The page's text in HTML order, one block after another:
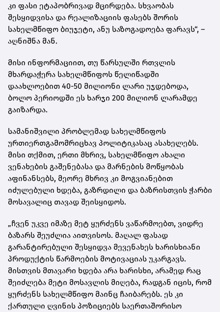
კი ფასი ეტაპობრივად მცირდება. სხვაობას
შესყიდვისა და რეალიზაციის ფასებს შორის
სახელმწიფო ბიუჯეტი, ანუ საზოგადოება ფარავს“, –
აღნიშნა მან.
მისი ინფორმაციით, თუ წარსულში რთვლის
მხარდაჭერა სახელმწიფოს წელიწადში
დაახლოებით 40-50 მილიონი ლარი უჯდებოდა,
ბოლო პერიოდში ეს ხარჯი 200 მილიონ ლარამდე
გაიზარდა.
სამანიშვილი პრობლემად სახელმწიფოს
ურთიერთგამომრიცხავ პოლიტიკასაც ასახელებს.
მისი თქმით, ერთი მხრივ, სახელმწიფო ახალი
ვენახების გაშენებასა და მარნების მოწყობას
აფინანსებს, მეორე მხრივ კი მოგვიანებით
იძულებული ხდება, გაზრდილი და ბაზრისთვის ჭარბი
მოსავალიც თავად შეისყიდოს.
„ჩვენ უკვე იმაზე მეტ ყურძენს ვაწარმოებთ, ვიდრე
ბაზარს შეუძლია აითვისოს. მაღალ ფასად
გარანტირებული შესყიდვა მევენახეს ხარისხიანი
პროდუქტის წარმოების მოტივაციას უკარგავს.
მისთვის მთავარი ხდება არა ხარისხი, არამედ რაც
შეიძლება მეტი მოსავლის მიღება, რადგან იცის, რომ
ყურძენს სახელმწიფო მაინც ჩაიბარებს. ეს კი
ქართული ღვინის პოზიციებს საერთაშორისო